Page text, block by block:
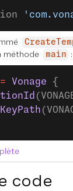
méthode
main :
= Vonage {
code